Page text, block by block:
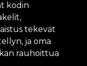
kodin
tekevät
ja oma
rauhoittua